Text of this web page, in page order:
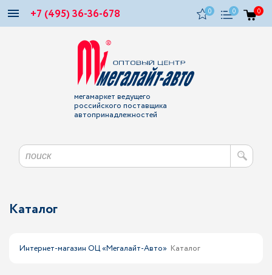
+7 (495) 36-36-678 0 0 0
мегамаркет ведущего
российского поставщика
автопринадлежностей
Каталог
Интернет-магазин ОЦ «Мегалайт-Авто» Каталог